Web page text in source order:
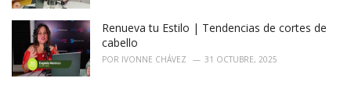
Renueva tu Estilo | Tendencias de cortes de
cabello
POR IVONNE CHÁVEZ 31 OCTUBRE, 2025